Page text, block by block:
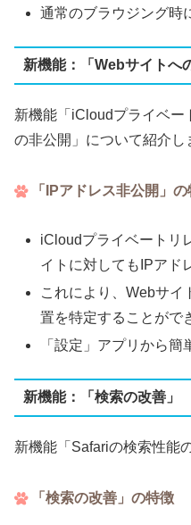
通常のブラウジング時
新機能：「Webサイトへ
新機能「iCloudプライベー
の非公開」について紹介し
「IPアドレス非公開」
iCloudプライベートリ
イトに対してもIPアド
これにより、Webサイ
置を特定することがで
「設定」アプリから
新機能：「検索の改善」
新機能「Safariの検索性能
「検索の改善」の特徴